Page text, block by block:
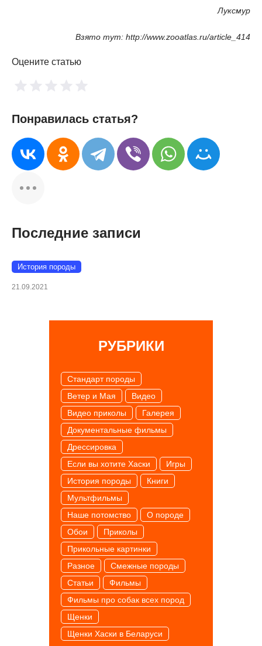
Луксмур
Взято тут: http://www.zooatlas.ru/article_414
Оцените статью
Понравилась статья?
Последние записи
История породы
21.09.2021
РУБРИКИ
Cтандарт породы
Ветер и Мая
Видео
Видео приколы
Галерея
Документальные фильмы
Дрессировка
Если вы хотите Хаски
Игры
История породы
Книги
Мультфильмы
Наше потомство
О породе
Обои
Приколы
Прикольные картинки
Разное
Смежные породы
Статьи
Фильмы
Фильмы про собак всех пород
Щенки
Щенки Хаски в Беларуси